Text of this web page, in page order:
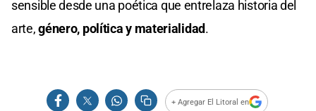
sensible desde una poética que entrelaza historia del
arte,género, política y materialidad.
+ Agregar El Litoral en